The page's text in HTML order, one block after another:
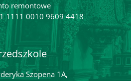
remontowe
1111 0010 9609 4418
Szopena 1A,